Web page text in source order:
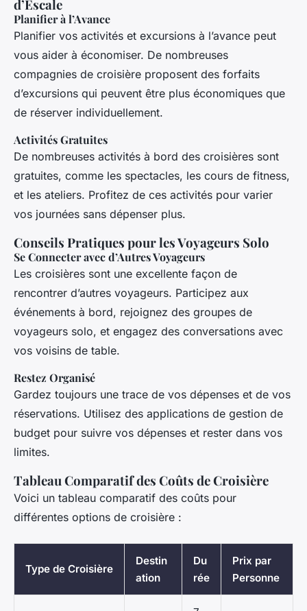
d’Escale
Planifier à l’Avance
Planifier vos activités et excursions à l’avance peut
vous aider à économiser. De nombreuses
compagnies de croisière proposent des forfaits
d’excursions qui peuvent être plus économiques que
de réserver individuellement.
Activités Gratuites
De nombreuses activités à bord des croisières sont
gratuites, comme les spectacles, les cours de fitness,
et les ateliers. Profitez de ces activités pour varier
vos journées sans dépenser plus.
Conseils Pratiques pour les Voyageurs Solo
Se Connecter avec d’Autres Voyageurs
Les croisières sont une excellente façon de
rencontrer d’autres voyageurs. Participez aux
événements à bord, rejoignez des groupes de
voyageurs solo, et engagez des conversations avec
vos voisins de table.
Restez Organisé
Gardez toujours une trace de vos dépenses et de vos
réservations. Utilisez des applications de gestion de
budget pour suivre vos dépenses et rester dans vos
limites.
Tableau Comparatif des Coûts de Croisière
Voici un tableau comparatif des coûts pour
différentes options de croisière :
Type de Croisière
Destin
ation
Du
rée
Prix par
Personne